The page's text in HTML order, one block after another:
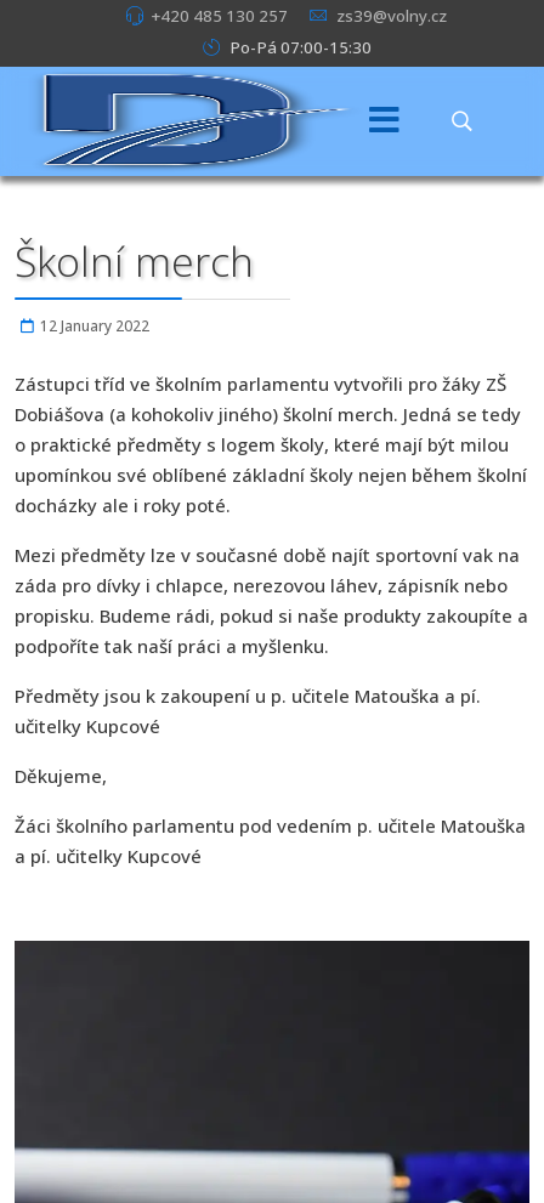
+420 485 130 257
zs39@volny.cz
Po-Pá 07:00-15:30
Školní merch
12 January 2022
Zástupci tříd ve školním parlamentu vytvořili pro žáky ZŠ
Dobiášova (a kohokoliv jiného) školní merch. Jedná se tedy
o praktické předměty s logem školy, které mají být milou
upomínkou své oblíbené základní školy nejen během školní
docházky ale i roky poté.
Mezi předměty lze v současné době najít sportovní vak na
záda pro dívky i chlapce, nerezovou láhev, zápisník nebo
propisku. Budeme rádi, pokud si naše produkty zakoupíte a
podpoříte tak naší práci a myšlenku.
Předměty jsou k zakoupení u p. učitele Matouška a pí.
učitelky Kupcové
Děkujeme,
Žáci školního parlamentu pod vedením p. učitele Matouška
a pí. učitelky Kupcové